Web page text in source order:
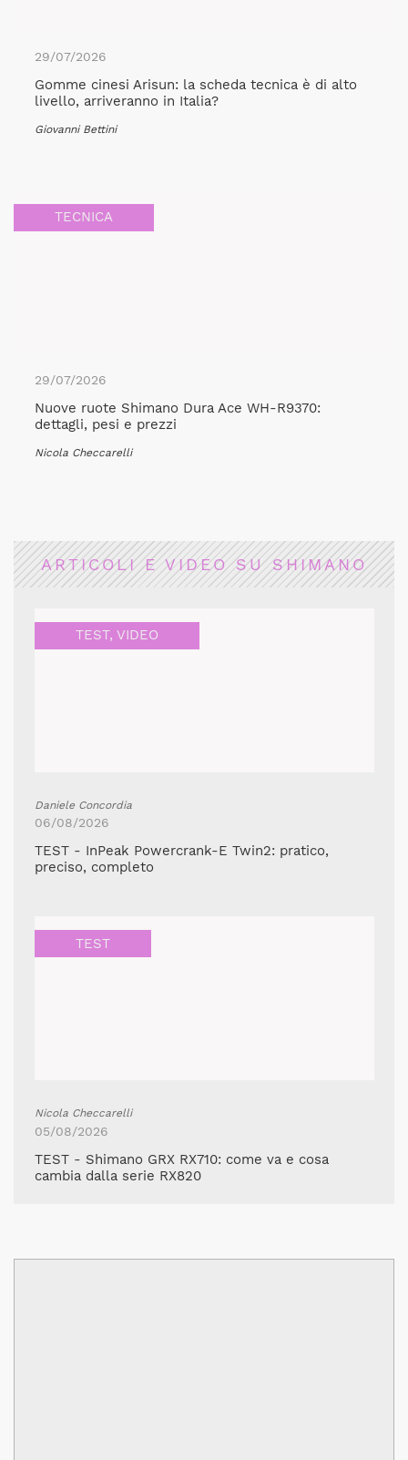
29/07/2026
Gomme cinesi Arisun: la scheda tecnica è di alto
livello, arriveranno in Italia?
Giovanni Bettini
TECNICA
29/07/2026
Nuove ruote Shimano Dura Ace WH-R9370:
dettagli, pesi e prezzi
Nicola Checcarelli
ARTICOLI E VIDEO SU SHIMANO
TEST, VIDEO
Daniele Concordia
06/08/2026
TEST - InPeak Powercrank-E Twin2: pratico,
preciso, completo
TEST
Nicola Checcarelli
05/08/2026
TEST - Shimano GRX RX710: come va e cosa
cambia dalla serie RX820